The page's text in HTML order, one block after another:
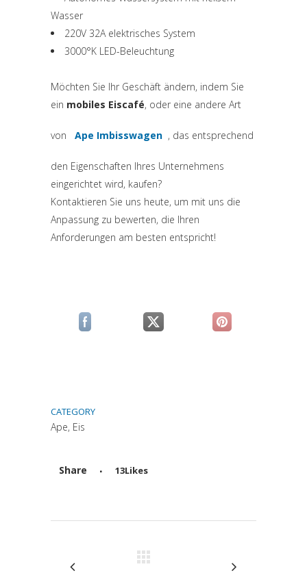
Wasser
220V 32A elektrisches System
3000°K LED-Beleuchtung
Möchten Sie Ihr Geschäft ändern, indem Sie
ein mobiles Eiscafé, oder eine andere Art
von Ape Imbisswagen
(si apre in una nuova scheda)
, das entsprechend
den Eigenschaften Ihres Unternehmens
eingerichtet wird, kaufen?
Kontaktieren Sie uns heute, um mit uns die
Anpassung zu bewerten, die Ihren
Anforderungen am besten entspricht!
(si apre in una nuova scheda)
(si apre in una nuova scheda)
(si apre in una
CATEGORY
Ape, Eis
Share
Attiva comando
13Likes